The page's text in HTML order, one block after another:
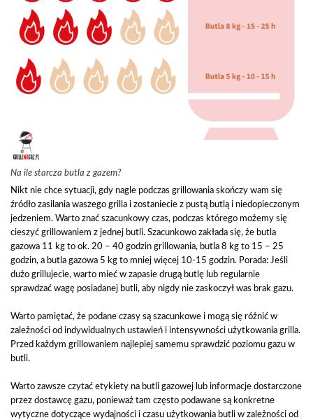
Na ile starcza butla z gazem?
Nikt nie chce sytuacji, gdy nagle podczas grillowania skończy wam się
źródło zasilania waszego grilla i zostaniecie z pustą butlą i niedopieczonym
jedzeniem. Warto znać szacunkowy czas, podczas którego możemy się
cieszyć grillowaniem z jednej butli. Szacunkowo zakłada się, że butla
gazowa 11 kg to ok. 20 – 40 godzin grillowania, butla 8 kg to 15 – 25
godzin, a butla gazowa 5 kg to mniej więcej 10-15 godzin. Porada: Jeśli
dużo grillujecie, warto mieć w zapasie drugą butlę lub regularnie
sprawdzać wagę posiadanej butli, aby nigdy nie zaskoczył was brak gazu.
Warto pamiętać, że podane czasy są szacunkowe i mogą się różnić w
zależności od indywidualnych ustawień i intensywności użytkowania grilla.
Przed każdym grillowaniem najlepiej samemu sprawdzić poziomu gazu w
butli.
Warto zawsze czytać etykiety na butli gazowej lub informacje dostarczone
przez dostawcę gazu, ponieważ tam często podawane są konkretne
wytyczne dotyczące wydajności i czasu użytkowania butli w zależności od